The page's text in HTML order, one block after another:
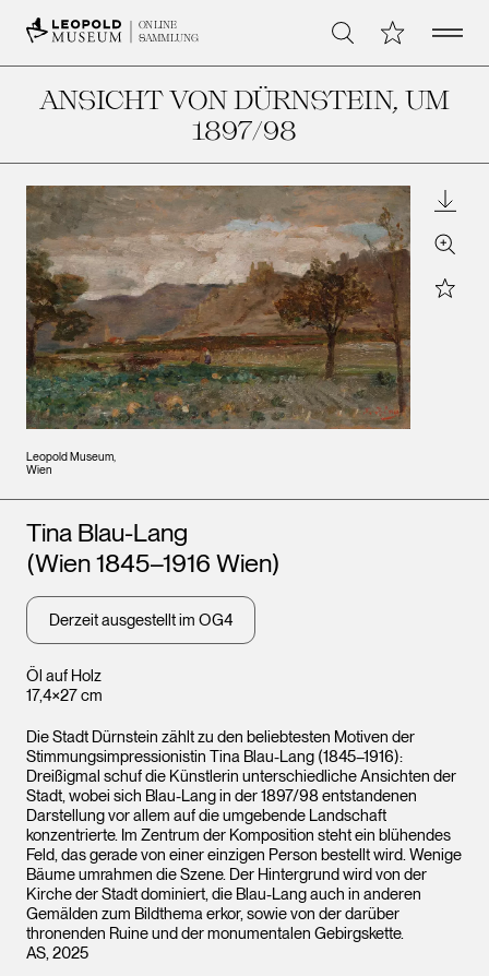
ONLINE
SAMMLUNG
Suche Meine Open
ANSICHT VON DÜRNSTEIN, UM
1897/98
Leopold Museum,
Wien
Zoom
Star
Öl auf Holz
17,4×27 cm
Künstler*innen
Tina Blau-Lang
(Wien 1845–1916 Wien)
Derzeit ausgestellt im OG4
Die Stadt Dürnstein zählt zu den beliebtesten Motiven der
Stimmungsimpressionistin Tina Blau-Lang (1845–1916):
Dreißigmal schuf die Künstlerin unterschiedliche Ansichten der
Stadt, wobei sich Blau-Lang in der 1897/98 entstandenen
Darstellung vor allem auf die umgebende Landschaft
konzentrierte. Im Zentrum der Komposition steht ein blühendes
Feld, das gerade von einer einzigen Person bestellt wird. Wenige
Bäume umrahmen die Szene. Der Hintergrund wird von der
Kirche der Stadt dominiert, die Blau-Lang auch in anderen
Gemälden zum Bildthema erkor, sowie von der darüber
thronenden Ruine und der monumentalen Gebirgskette.
AS, 2025